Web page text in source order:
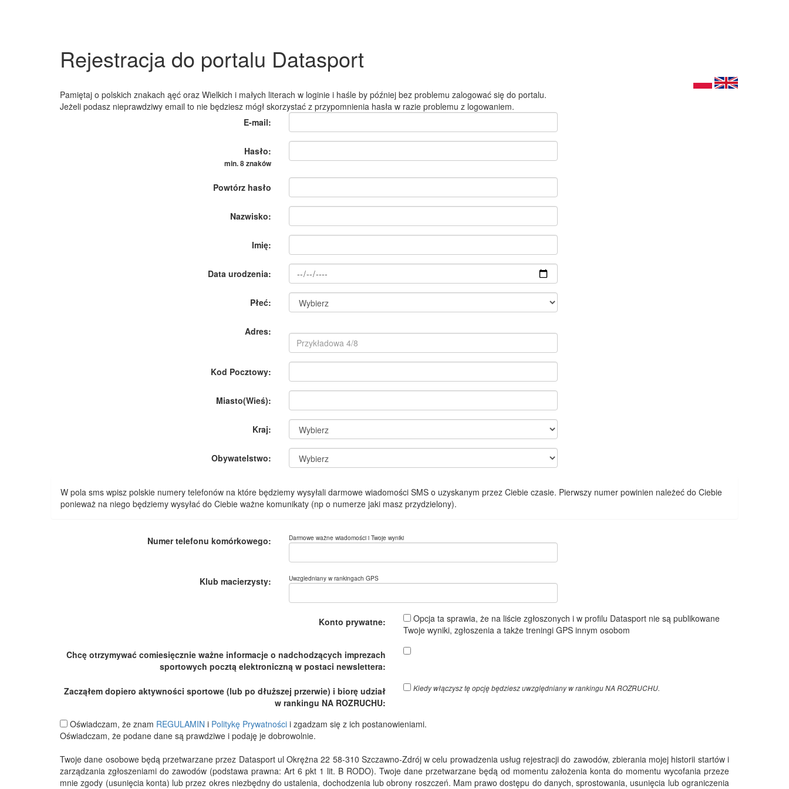
Rejestracja do portalu Datasport
Pamiętaj o polskich znakach ąęć oraz Wielkich i małych literach w loginie i haśle by później bez problemu zalogować się do portalu.
Jeżeli podasz nieprawdziwy email to nie będziesz mógł skorzystać z przypomnienia hasła w razie problemu z logowaniem.
E-mail:
Hasło:
min. 8 znaków
Powtórz hasło
Nazwisko:
Imię:
Data urodzenia:
Płeć:
Adres:
Kod Pocztowy:
Miasto(Wieś):
Kraj:
Obywatelstwo:
W pola sms wpisz polskie numery telefonów na które będziemy wysyłali darmowe wiadomości SMS o uzyskanym przez Ciebie czasie. Pierwszy numer powinien należeć do Ciebie
ponieważ na niego będziemy wysyłać do Ciebie ważne komunikaty (np o numerze jaki masz przydzielony).
Numer telefonu komórkowego: Darmowe ważne wiadomości i Twoje wyniki
Klub macierzysty: Uwzgledniany w rankingach GPS
Konto prywatne:
Opcja ta sprawia, że na liście zgłoszonych i w profilu Datasport nie są publikowane
Twoje wyniki, zgłoszenia a także treningi GPS innym osobom
Chcę otrzymywać comiesięcznie ważne informacje o nadchodzących imprezach
sportowych pocztą elektroniczną w postaci newslettera:
Zacząłem dopiero aktywności sportowe (lub po dłuższej przerwie) i biorę udział
w rankingu NA ROZRUCHU:
Kiedy włączysz tę opcję będziesz uwzględniany w rankingu NA ROZRUCHU.
Oświadczam, że znam REGULAMIN i Politykę Prywatności i zgadzam się z ich postanowieniami.
Oświadczam, że podane dane są prawdziwe i podaję je dobrowolnie.
Twoje dane osobowe będą przetwarzane przez Datasport ul Okrężna 22 58-310 Szczawno-Zdrój w celu prowadzenia usług rejestracji do zawodów, zbierania mojej historii startów i
zarządzania zgłoszeniami do zawodów (podstawa prawna: Art 6 pkt 1 lit. B RODO). Twoje dane przetwarzane będą od momentu założenia konta do momentu wycofania przeze
mnie zgody (usunięcia konta) lub przez okres niezbędny do ustalenia, dochodzenia lub obrony roszczeń. Mam prawo dostępu do danych, sprostowania, usunięcia lub ograniczenia